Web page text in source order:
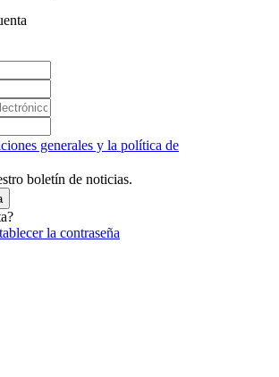
generales y la política de
boletín de noticias.
la contraseña